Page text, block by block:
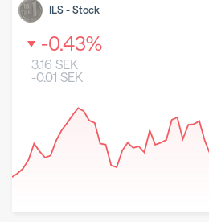
ILS - Stock
-0.43%
3.16 SEK
-0.01 SEK